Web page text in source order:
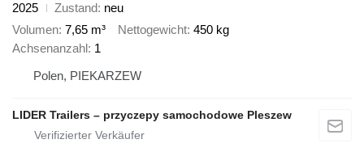
2025
Zustand neu
Volumen 7,65 m³ Nettogewicht 450 kg
Achsenanzahl 1
Polen, PIEKARZEW
LIDER Trailers – przyczepy samochodowe Pleszew